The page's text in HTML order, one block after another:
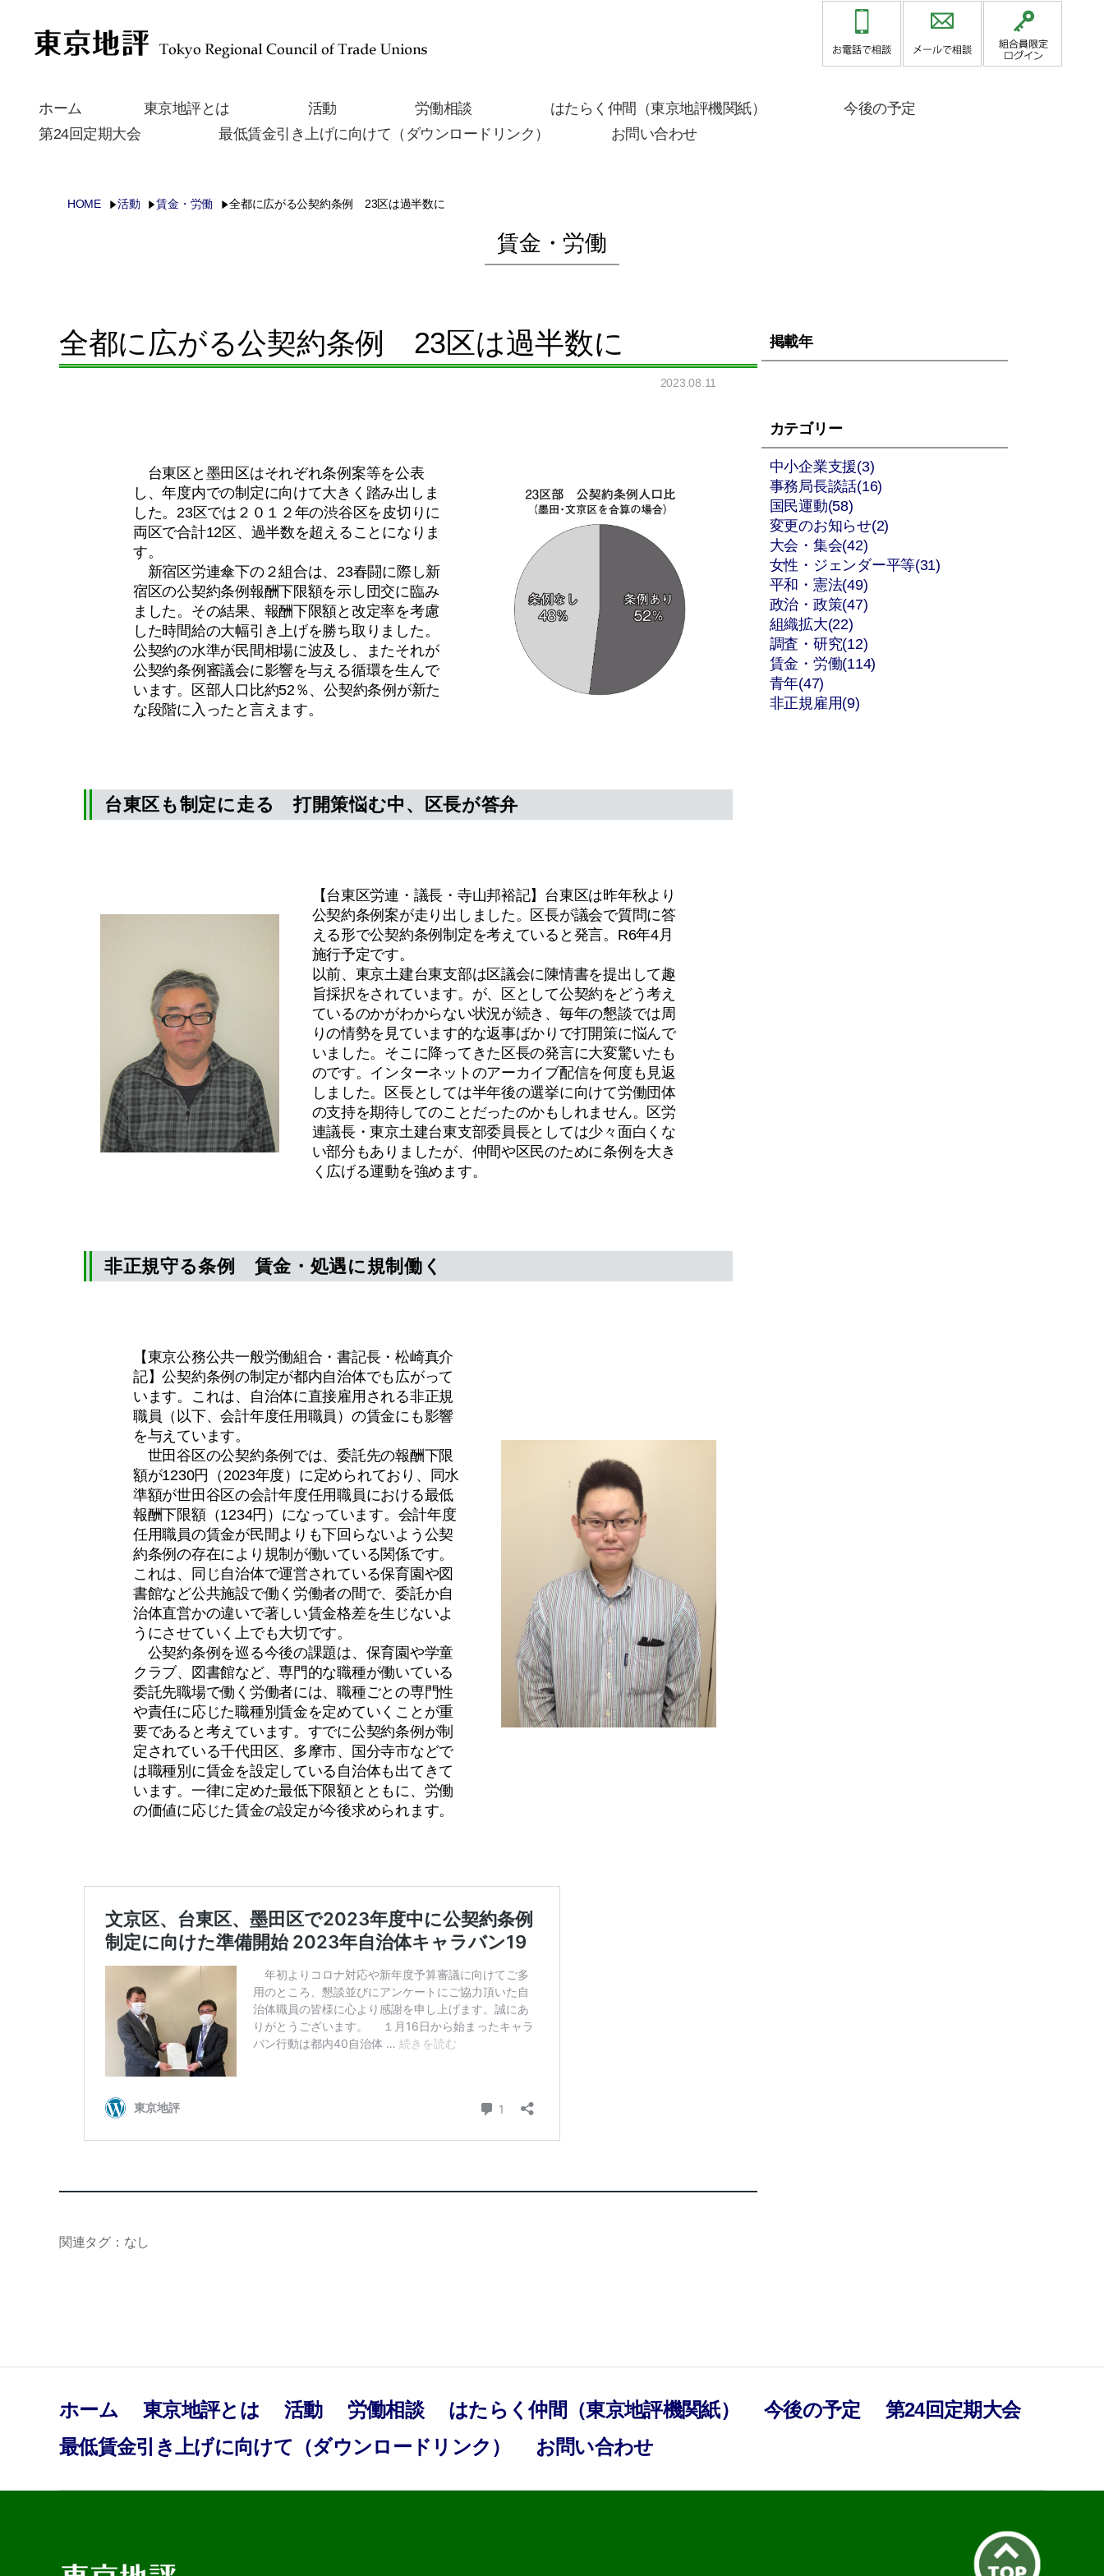
ホーム 東京地評とは 活動 労働相談 はたらく仲間（東京地評機関紙）
今後の予定
第24回定期大会
最低賃金引き上げに向けて（ダウンロードリンク） お問い合わせ
HOME 活動 賃金・労働 全都に広がる公契約条例 23区は過半数に
賃金・労働
全都に広がる公契約条例 23区は過半数に
2023.08.11
台東区と墨田区はそれぞれ条例案等を公表
し、年度内での制定に向けて大きく踏み出しま
した。23区では２０１２年の渋谷区を皮切りに
両区で合計12区、過半数を超えることになりま
す。
新宿区労連傘下の２組合は、23春闘に際し新
宿区の公契約条例報酬下限額を示し団交に臨み
ました。その結果、報酬下限額と改定率を考慮
した時間給の大幅引き上げを勝ち取りました。
公契約の水準が民間相場に波及し、またそれが
公契約条例審議会に影響を与える循環を生んで
います。区部人口比約52％、公契約条例が新た
な段階に入ったと言えます。
台東区も制定に走る 打開策悩む中、区長が答弁
【台東区労連・議長・寺山邦裕記】台東区は昨年秋より
公契約条例案が走り出しました。区長が議会で質問に答
える形で公契約条例制定を考えていると発言。R6年4月
施行予定です。
以前、東京土建台東支部は区議会に陳情書を提出して趣
旨採択をされています。が、区として公契約をどう考え
ているのかがわからない状況が続き、毎年の懇談では周
りの情勢を見ています的な返事ばかりで打開策に悩んで
いました。そこに降ってきた区長の発言に大変驚いたも
のです。インターネットのアーカイブ配信を何度も見返
しました。区長としては半年後の選挙に向けて労働団体
の支持を期待してのことだったのかもしれません。区労
連議長・東京土建台東支部委員長としては少々面白くな
い部分もありましたが、仲間や区民のために条例を大き
く広げる運動を強めます。
非正規守る条例 賃金・処遇に規制働く
【東京公務公共一般労働組合・書記長・松崎真介
記】公契約条例の制定が都内自治体でも広がって
います。これは、自治体に直接雇用される非正規
職員（以下、会計年度任用職員）の賃金にも影響
を与えています。
世田谷区の公契約条例では、委託先の報酬下限
額が1230円（2023年度）に定められており、同水
準額が世田谷区の会計年度任用職員における最低
報酬下限額（1234円）になっています。会計年度
任用職員の賃金が民間よりも下回らないよう公契
約条例の存在により規制が働いている関係です。
これは、同じ自治体で運営されている保育園や図
書館など公共施設で働く労働者の間で、委託か自
治体直営かの違いで著しい賃金格差を生じないよ
うにさせていく上でも大切です。
公契約条例を巡る今後の課題は、保育園や学童
クラブ、図書館など、専門的な職種が働いている
委託先職場で働く労働者には、職種ごとの専門性
や責任に応じた職種別賃金を定めていくことが重
要であると考えています。すでに公契約条例が制
定されている千代田区、多摩市、国分寺市などで
は職種別に賃金を設定している自治体も出てきて
います。一律に定めた最低下限額とともに、労働
の価値に応じた賃金の設定が今後求められます。
関連タグ：なし
掲載年
カテゴリー
中小企業支援(3)
事務局長談話(16)
国民運動(58)
変更のお知らせ(2)
大会・集会(42)
女性・ジェンダー平等(31)
平和・憲法(49)
政治・政策(47)
組織拡大(22)
調査・研究(12)
賃金・労働(114)
青年(47)
非正規雇用(9)
ホーム 東京地評とは 活動 労働相談 はたらく仲間（東京地評機関紙） 今後の予定
第24回定期大会
最低賃金引き上げに向けて（ダウンロードリンク）
お問い合わせ